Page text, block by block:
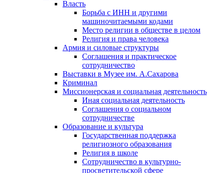
Власть
Борьба с ИНН и другими
машиночитаемыми кодами
Место религии в обществе в целом
Религия и права человека
Армия и силовые структуры
Соглашения и практическое
сотрудничество
Выставки в Музее им. А.Сахарова
Криминал
Миссионерская и социальная деятельность
Иная социальная деятельность
Соглашения о социальном
сотрудничестве
Образование и культура
Государственная поддержка
религиозного образования
Религия в школе
Сотрудничество в культурно-
просветительской сфере